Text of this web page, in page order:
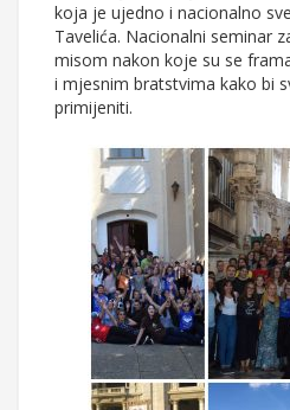
koja je ujedno i nacionalno
Tavelića. Nacionalni seminar
misom nakon koje su se
i mjesnim bratstvima kako bi
primijeniti.